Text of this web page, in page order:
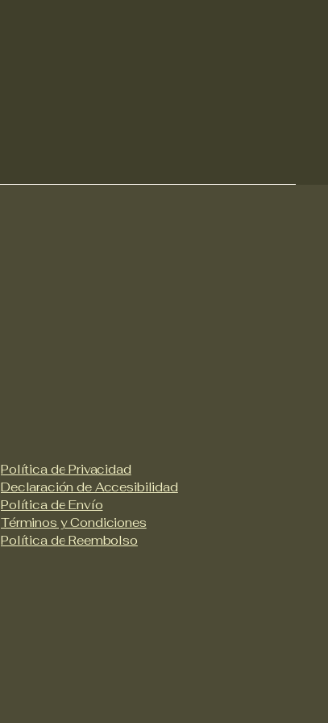
Política de Privacidad
Declaración de Accesibilidad
Política de Envío
Términos y Condiciones
Política de Reembolso